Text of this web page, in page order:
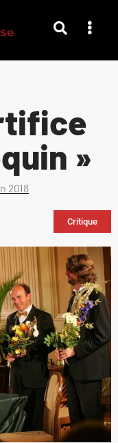
»
2018
Critique